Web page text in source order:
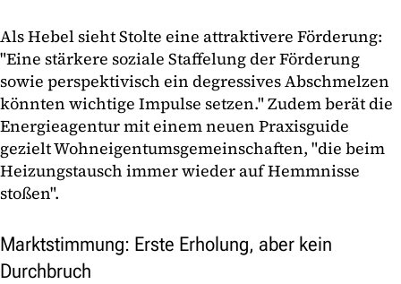
Als Hebel sieht Stolte eine attraktivere Förderung:
"Eine stärkere soziale Staffelung der Förderung
sowie perspektivisch ein degressives Abschmelzen
könnten wichtige Impulse setzen." Zudem berät die
Energieagentur mit einem neuen Praxisguide
gezielt Wohneigentumsgemeinschaften, "die beim
Heizungstausch immer wieder auf Hemmnisse
stoßen".
Marktstimmung: Erste Erholung, aber kein
Durchbruch